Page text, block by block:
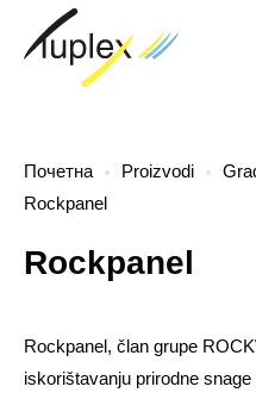
Почетна Proizvodi
Rockpanel
Rockpanel
Rockpanel, član grupe
iskorištavanju prirodne